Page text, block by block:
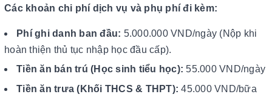
Các khoản chi phí dịch vụ và phụ phí đi kèm:
Phí ghi danh ban đầu: 5.000.000 VND/ngày (Nộp khi
hoàn thiện thủ tục nhập học đầu cấp).
Tiền ăn bán trú (Học sinh tiểu học): 55.000 VND/ngày
Tiền ăn trưa (Khối THCS & THPT): 45.000 VND/bữa